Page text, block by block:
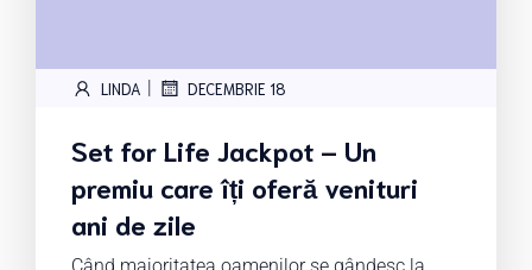
LINDA | DECEMBRIE 18
Set for Life Jackpot – Un
premiu care îți oferă venituri
ani de zile